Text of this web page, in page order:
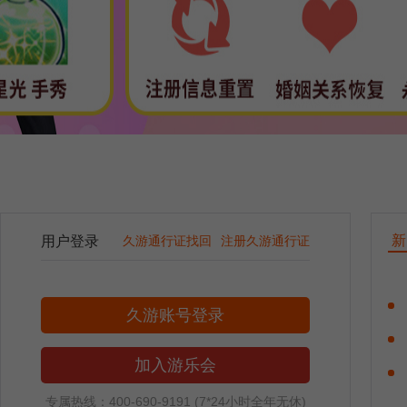
用户登录 注册久游通行证
久游通行证找回
久游账号登录
加入游乐会
专属热线：400-690-9191 (7*24小时全年无休)